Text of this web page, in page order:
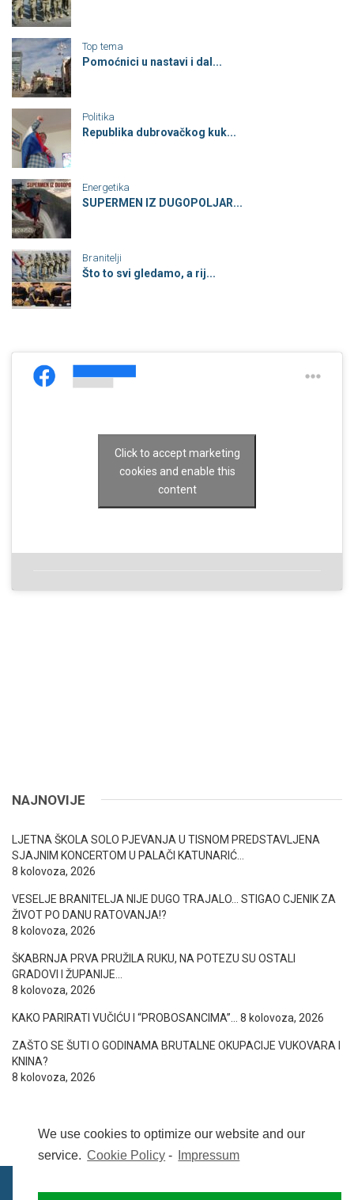
We use cookies to optimize our website and our
service. Cookie Policy - Impressum
Top tema
Pomoćnici u nastavi i dal...
Politika
Republika dubrovačkog kuk...
Energetika
SUPERMEN IZ DUGOPOLJAR...
Branitelji
Što to svi gledamo, a rij...
Click to accept marketing
cookies and enable this
content
NAJNOVIJE
LJETNA ŠKOLA SOLO PJEVANJA U TISNOM PREDSTAVLJENA
SJAJNIM KONCERTOM U PALAČI KATUNARIĆ…
8 kolovoza, 2026
VESELJE BRANITELJA NIJE DUGO TRAJALO… STIGAO CJENIK ZA
ŽIVOT PO DANU RATOVANJA!?
8 kolovoza, 2026
ŠKABRNJA PRVA PRUŽILA RUKU, NA POTEZU SU OSTALI
GRADOVI I ŽUPANIJE…
8 kolovoza, 2026
KAKO PARIRATI VUČIĆU I “PROBOSANCIMA”… 8 kolovoza, 2026
ZAŠTO SE ŠUTI O GODINAMA BRUTALNE OKUPACIJE VUKOVARA I
KNINA?
8 kolovoza, 2026